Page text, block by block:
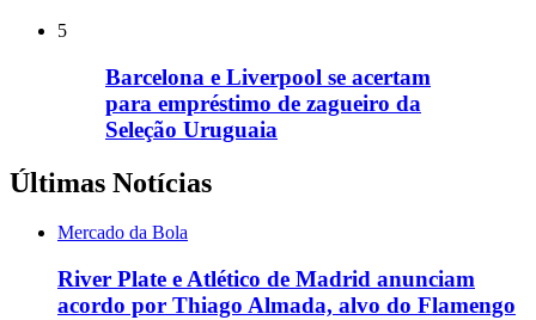
5
Barcelona e Liverpool se acertam
para empréstimo de zagueiro da
Seleção Uruguaia
Últimas Notícias
Mercado da Bola
River Plate e Atlético de Madrid anunciam
acordo por Thiago Almada, alvo do Flamengo